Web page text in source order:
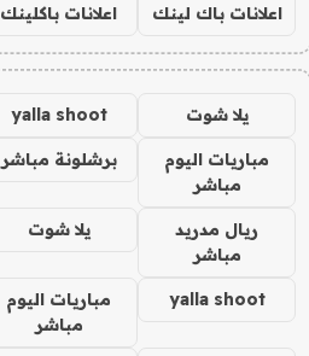
اعلانات باك لينك اعلانات باكلينك
يلا شوت yalla shoot
مباريات اليوم
مباشر
برشلونة مباشر
ريال مدريد
مباشر
يلا شوت
yalla shoot
مباريات اليوم
مباشر